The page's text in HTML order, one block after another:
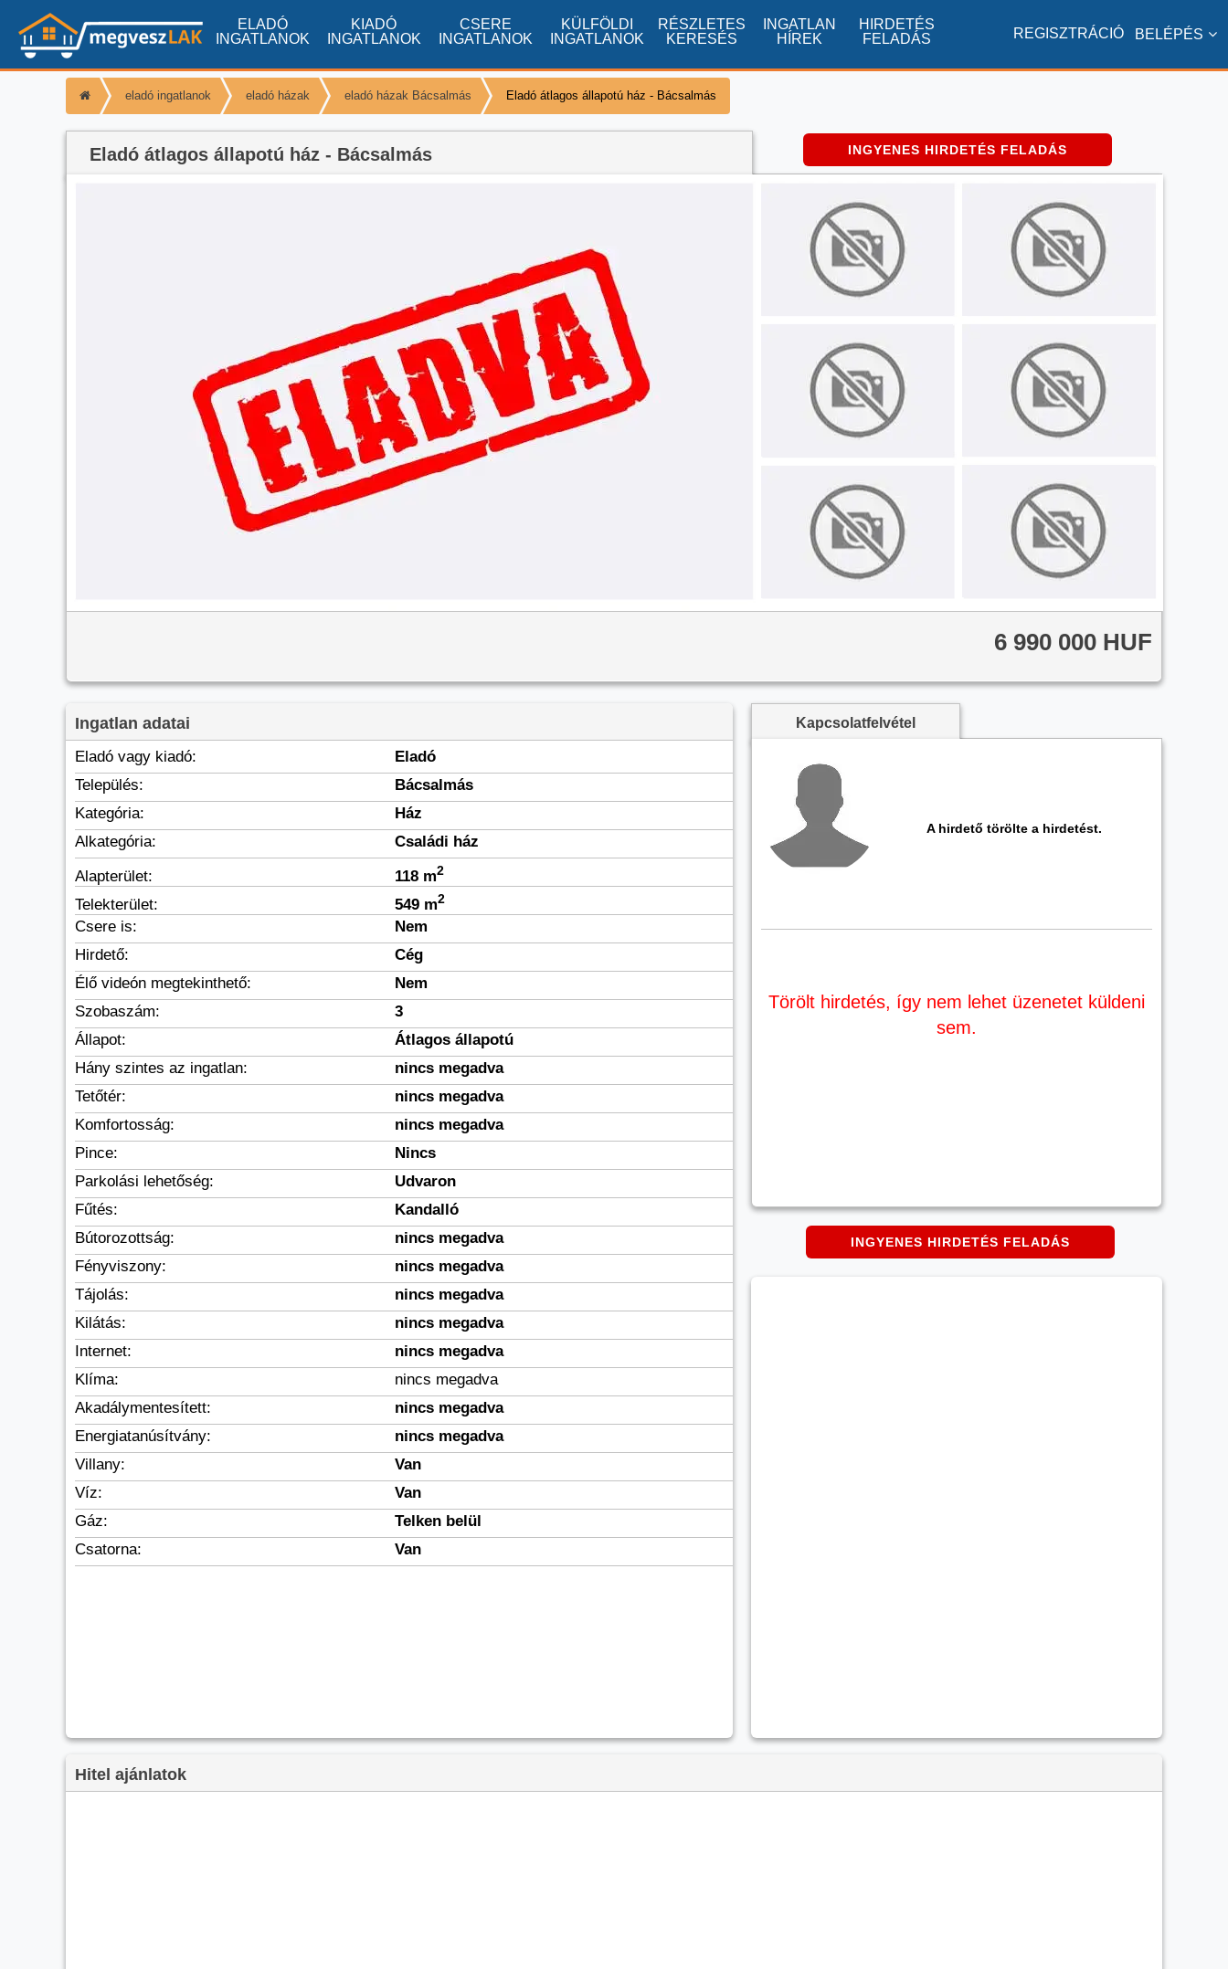
ELADÓ
INGATLANOK
KIADÓ
INGATLANOK
CSERE
INGATLANOK
KÜLFÖLDI
INGATLANOK
RÉSZLETES
KERESÉS
INGATLAN
HÍREK
HIRDETÉS
FELADÁS
BELÉPÉS
REGISZTRÁCIÓ
eladó ingatlanok eladó házak eladó házak Bácsalmás Eladó átlagos állapotú ház - Bácsalmás
Eladó átlagos állapotú ház - Bácsalmás INGYENES HIRDETÉS FELADÁS
6 990 000 HUF
Ingatlan adatai
Eladó vagy kiadó:
Eladó
Település:
Bácsalmás
Kategória:
Ház
Alkategória:
Családi ház
Alapterület:
118 m2
Telekterület: 549 m2
Csere is:
Nem
Hirdető:
Cég
Élő videón megtekinthető:
Nem
Szobaszám:
3
Állapot:
Átlagos állapotú
Hány szintes az ingatlan:
nincs megadva
Tetőtér:
nincs megadva
Komfortosság:
nincs megadva
Pince:
Nincs
Parkolási lehetőség:
Udvaron
Fűtés:
Kandalló
Bútorozottság:
nincs megadva
Fényviszony:
nincs megadva
Tájolás:
nincs megadva
Kilátás:
nincs megadva
Internet:
nincs megadva
Klíma:
nincs megadva
Akadálymentesített:
nincs megadva
Energiatanúsítvány:
nincs megadva
Villany:
Van
Víz:
Van
Gáz:
Telken belül
Csatorna:
Van
Kapcsolatfelvétel
A hirdető törölte a hirdetést.
Törölt hirdetés, így nem lehet üzenetet küldeni
sem.
INGYENES HIRDETÉS FELADÁS
Hitel ajánlatok